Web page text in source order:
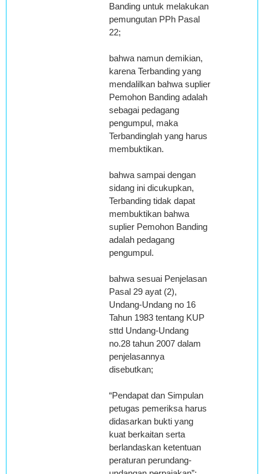
Banding untuk melakukan
pemungutan PPh Pasal
22;
bahwa namun demikian,
karena Terbanding yang
mendalilkan bahwa suplier
Pemohon Banding adalah
sebagai pedagang
pengumpul, maka
Terbandinglah yang harus
membuktikan.
bahwa sampai dengan
sidang ini dicukupkan,
Terbanding tidak dapat
membuktikan bahwa
suplier Pemohon Banding
adalah pedagang
pengumpul.
bahwa sesuai Penjelasan
Pasal 29 ayat (2),
Undang-Undang no 16
Tahun 1983 tentang KUP
sttd Undang-Undang
no.28 tahun 2007 dalam
penjelasannya
disebutkan;
“Pendapat dan Simpulan
petugas pemeriksa harus
didasarkan bukti yang
kuat berkaitan serta
berlandaskan ketentuan
peraturan perundang-